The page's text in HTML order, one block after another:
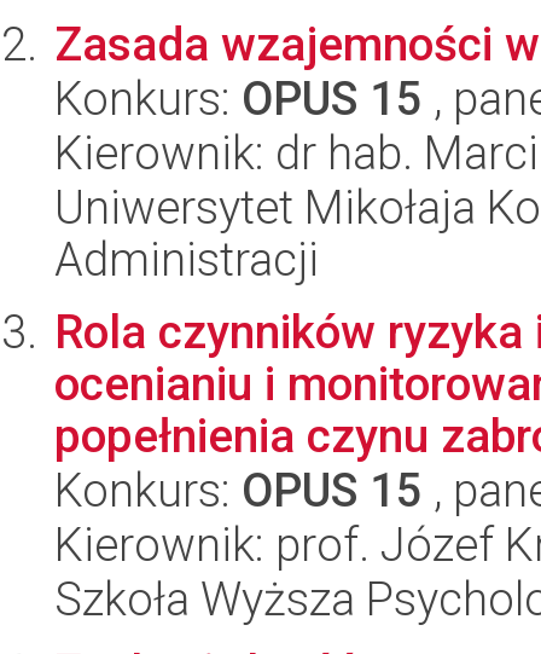
Zasada wzajemności
Konkurs: OPUS 15 ,
Kierownik: dr hab.
Uniwersytet Mikołaja
Administracji
Rola czynników
ocenianiu i
popełnienia czynu
Konkurs: OPUS 15 ,
Kierownik: prof. Józef
Szkoła Wyższa